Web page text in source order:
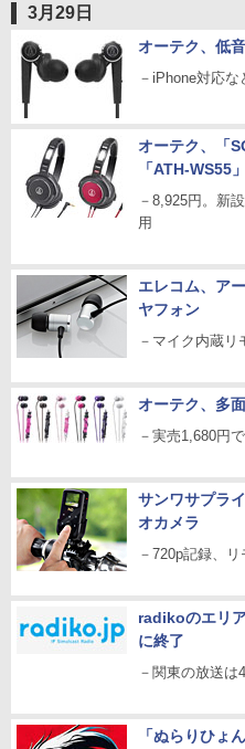
3月29日
オーテク、低
－iPhone対応
オーテク、「
「ATH-WS55」
－8,925円。新
用
エレコム、ア
ヤフォン
－マイク内蔵リ
オーテク、多
－実売1,680円
サンワサプラ
オカメラ
－720p記録、
radikoのエリ
に終了
－関東の放送は
「ぬらりひょ